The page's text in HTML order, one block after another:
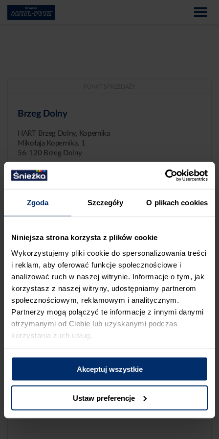
Zgoda Szczegóły O plikach cookies
Niniejsza strona korzysta z plików cookie
Wykorzystujemy pliki cookie do spersonalizowania treści
i reklam, aby oferować funkcje społecznościowe i
analizować ruch w naszej witrynie. Informacje o tym, jak
korzystasz z naszej witryny, udostępniamy partnerom
społecznościowym, reklamowym i analitycznym.
Partnerzy mogą połączyć te informacje z innymi danymi
otrzymanymi od Ciebie lub uzyskanymi podczas
korzystania z ich usług.
Akceptuj wszystkie
Ustaw preferencje
Brzeg Dolny
HART Brzeg Dolny, Kopernika
Mikołaja Kopernika. 1
56-120 Brzeg Dolny
Jeśli uważasz, że ten sklep nie powinien znaleźć się na liście
sklepów współpracujących z firmą Śnieżka lub zauważyłeś, że
dane które posiadamy są niepoprawne albo nieaktualne,
możesz zgłosić nam ten fakt przez poniższy formularz:
Powód zgłoszenia
Opis zgłoszenia